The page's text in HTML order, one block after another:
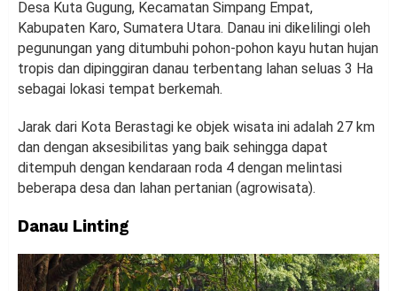
Desa Kuta Gugung, Kecamatan Simpang Empat,
Kabupaten Karo, Sumatera Utara. Danau ini dikelilingi oleh
pegunungan yang ditumbuhi pohon-pohon kayu hutan hujan
tropis dan dipinggiran danau terbentang lahan seluas 3 Ha
sebagai lokasi tempat berkemah.
Jarak dari Kota Berastagi ke objek wisata ini adalah 27 km
dan dengan aksesibilitas yang baik sehingga dapat
ditempuh dengan kendaraan roda 4 dengan melintasi
beberapa desa dan lahan pertanian (agrowisata).
Danau Linting